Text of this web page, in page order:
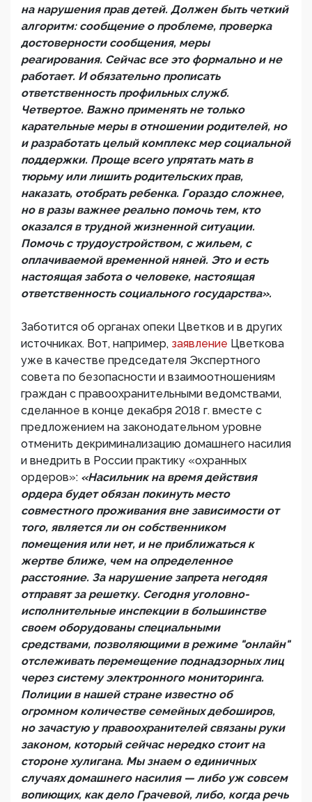
на нарушения прав детей. Должен быть четкий
алгоритм: сообщение о проблеме, проверка
достоверности сообщения, меры
реагирования. Сейчас все это формально и не
работает. И обязательно прописать
ответственность профильных служб.
Четвертое. Важно применять не только
карательные меры в отношении родителей, но
и разработать целый комплекс мер социальной
поддержки. Проще всего упрятать мать в
тюрьму или лишить родительских прав,
наказать, отобрать ребенка. Гораздо сложнее,
но в разы важнее реально помочь тем, кто
оказался в трудной жизненной ситуации.
Помочь с трудоустройством, с жильем, с
оплачиваемой временной няней. Это и есть
настоящая забота о человеке, настоящая
ответственность социального государства».
Заботится об органах опеки Цветков и в других
источниках. Вот, например, заявление Цветкова
уже в качестве председателя Экспертного
совета по безопасности и взаимоотношениям
граждан с правоохранительными ведомствами,
сделанное в конце декабря 2018 г. вместе с
предложением на законодательном уровне
отменить декриминализацию домашнего насилия
и внедрить в России практику «охранных
ордеров»: «Насильник на время действия
ордера будет обязан покинуть место
совместного проживания вне зависимости от
того, является ли он собственником
помещения или нет, и не приближаться к
жертве ближе, чем на определенное
расстояние. За нарушение запрета негодяя
отправят за решетку. Сегодня уголовно-
исполнительные инспекции в большинстве
своем оборудованы специальными
средствами, позволяющими в режиме "онлайн"
отслеживать перемещение поднадзорных лиц
через систему электронного мониторинга.
Полиции в нашей стране известно об
огромном количестве семейных дебоширов,
но зачастую у правоохранителей связаны руки
законом, который сейчас нередко стоит на
стороне хулигана. Мы знаем о единичных
случаях домашнего насилия — либо уж совсем
вопиющих, как дело Грачевой, либо, когда речь